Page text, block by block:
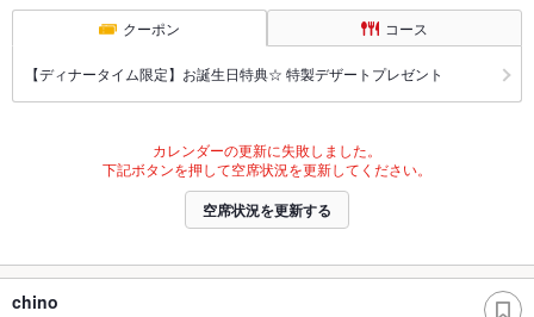
クーポン コース
【ディナータイム限定】お誕生日特典☆ 特製デザートプレゼント
カレンダーの更新に失敗しました。
下記ボタンを押して空席状況を更新してください。
空席状況を更新する
chino